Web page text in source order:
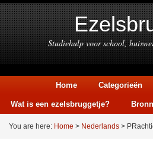
Studiehulp voor school,
Home Categorieën
Wat is een ezelsbruggetje?
You are here: Home > Nederlands >